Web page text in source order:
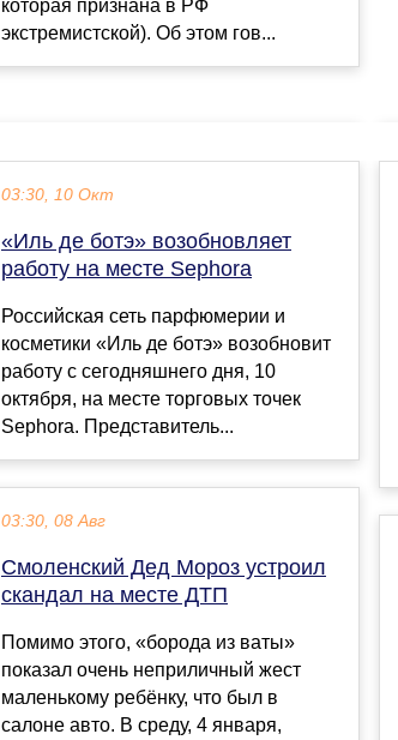
которая признана в РФ
экстремистской). Об этом гов...
03:30, 10 Окт
«Иль де ботэ» возобновляет
работу на месте Sephora
Российская сеть парфюмерии и
косметики «Иль де ботэ» возобновит
работу с сегодняшнего дня, 10
октября, на месте торговых точек
Sephora. Представитель...
03:30, 08 Авг
Смоленский Дед Мороз устроил
скандал на месте ДТП
Помимо этого, «борода из ваты»
показал очень неприличный жест
маленькому ребёнку, что был в
салоне авто. В среду, 4 января,